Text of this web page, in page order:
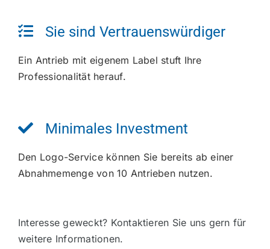
Sie sind Vertrauenswürdiger
Ein Antrieb mit eigenem Label stuft Ihre
Professionalität herauf.
Minimales Investment
Den Logo-Service können Sie bereits ab einer
Abnahmemenge von 10 Antrieben nutzen.
Interesse geweckt? Kontaktieren Sie uns gern für
weitere Informationen.